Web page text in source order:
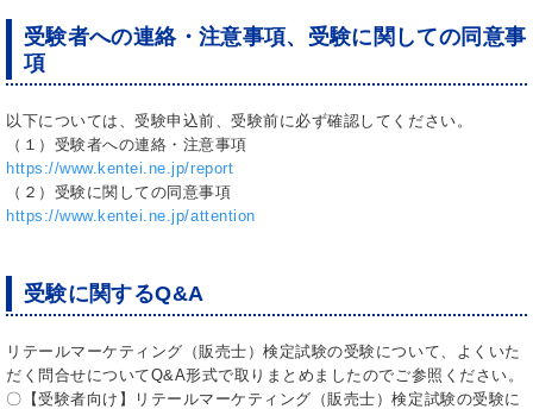
受験者への連絡・注意事項、受験に関しての同意事
項
以下については、受験申込前、受験前に必ず確認してください。
（１）受験者への連絡・注意事項
https://www.kentei.ne.jp/report
（２）受験に関しての同意事項
https://www.kentei.ne.jp/attention
受験に関するQ&A
リテールマーケティング（販売士）検定試験の受験について、よくいた
だく問合せについてQ&A形式で取りまとめましたのでご参照ください。
〇【受験者向け】リテールマーケティング（販売士）検定試験の受験に